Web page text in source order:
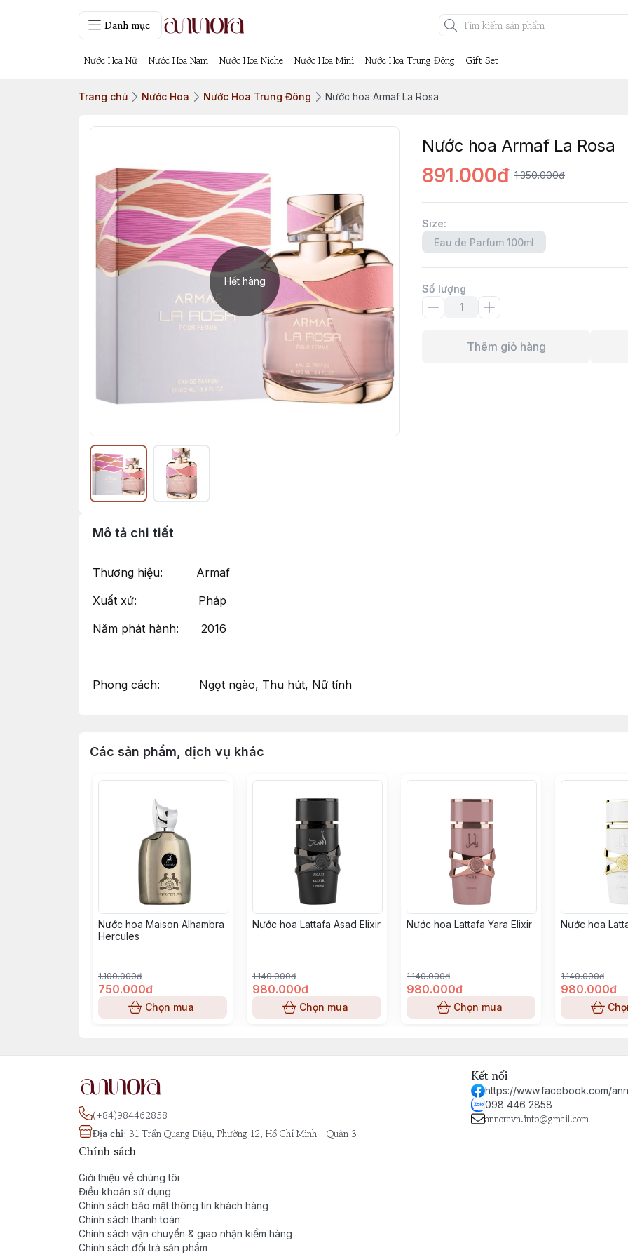
Danh mục
Nước Hoa Nữ Nước Hoa Nam Nước Hoa Niche Nước Hoa Mini Nước Hoa Trung Đông Gift Set
Trang chủ Nước Hoa Nước Hoa Trung Đông Nước hoa Armaf La Rosa
Hết hàng
Nước hoa Armaf La Rosa
891.000đ 1.350.000đ
Size:
Eau de Parfum 100ml
Số lượng
Thêm giỏ hàng
Mô tả chi tiết
Thương hiệu: Armaf
Xuất xứ: Pháp
Năm phát hành: 2016
Phong cách: Ngọt ngào, Thu hút, Nữ tính
Các sản phẩm, dịch vụ khác
Nước hoa Maison Alhambra
Hercules
1.100.000đ
750.000đ
Chọn mua
Nước hoa Lattafa Asad Elixir
1.140.000đ
980.000đ
Chọn mua
Nước hoa Lattafa Yara Elixir
1.140.000đ
980.000đ
Chọn mua
Nước hoa
1.140.000đ
980.000đ
(+84)984462858
Địa chỉ: 31 Trần Quang Diệu, Phường 12, Hồ Chí Minh - Quận 3
Kết nối
https://www.facebook.com/
098 446 2858
annoravn.info@gmail.com
Chính sách
Giới thiệu về chúng tôi
Điều khoản sử dụng
Chính sách bảo mật thông tin khách hàng
Chính sách thanh toán
Chính sách vận chuyển & giao nhận kiểm hàng
Chính sách đổi trả sản phẩm